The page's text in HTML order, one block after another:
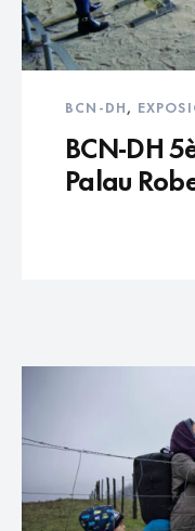
BCN-DH,
BCN-DH
Palau